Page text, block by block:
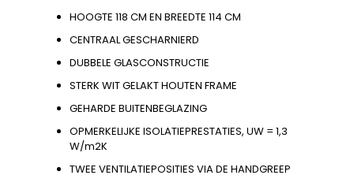
HOOGTE 118 CM EN BREEDTE 114 CM
CENTRAAL GESCHARNIERD
DUBBELE GLASCONSTRUCTIE
STERK WIT GELAKT HOUTEN FRAME
GEHARDE BUITENBEGLAZING
OPMERKELIJKE ISOLATIEPRESTATIES, UW = 1,3
W/m2K
TWEE VENTILATIEPOSITIES VIA DE HANDGREEP